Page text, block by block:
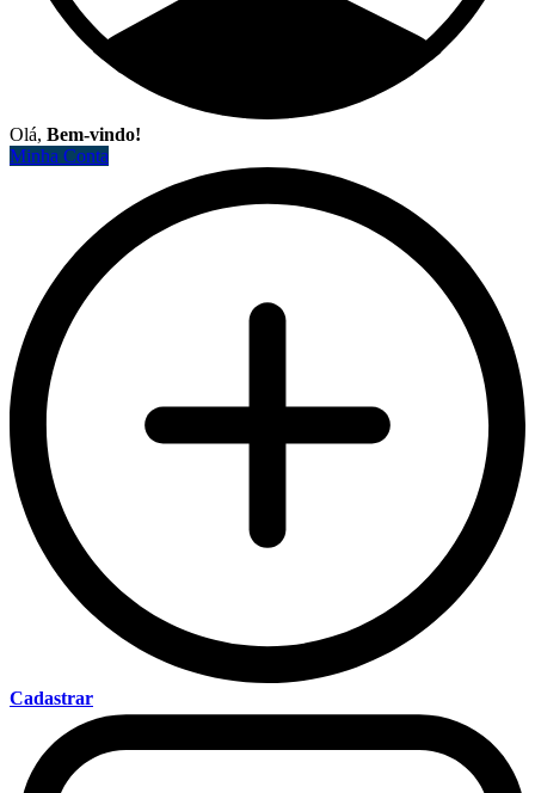
Olá, Bem-vindo!
Minha Conta
Cadastrar